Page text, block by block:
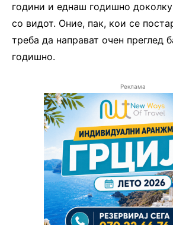
години и еднаш годишно
со видот. Оние, пак, кои се
треба да направат очен преглед
годишно.
Реклама